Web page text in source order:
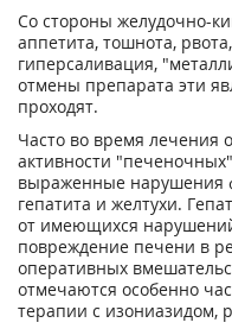
Со стороны желудочно-
аппетита, тошнота,
гиперсаливация,
отмены препарата эти
проходят.
Часто во время лечения
активности
выраженные нарушения
гепатита и желтухи.
от имеющихся
повреждение печени в
оперативных
отмечаются особенно
терапии с